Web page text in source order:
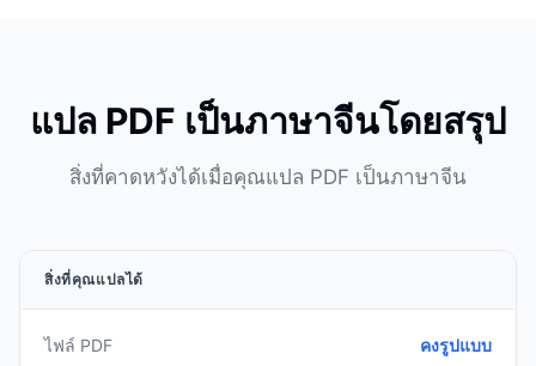
แปล PDF เป็นภาษาจีนโดยสรุป
สิ่งที่คาดหวังได้เมื่อคุณแปล PDF เป็นภาษาจีน
สิ่งที่คุณแปลได้
ไฟล์ PDF คงรูปแบบ